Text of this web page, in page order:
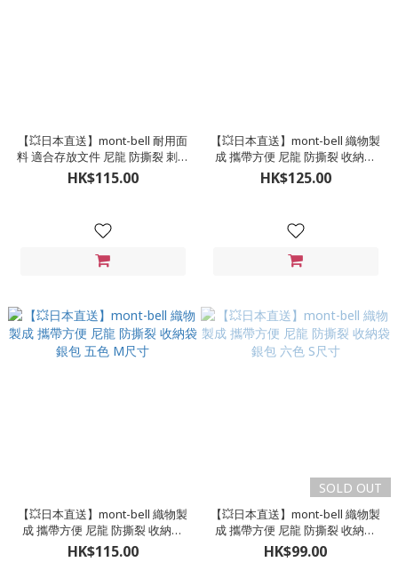
【💥日本直送】mont-bell 耐用面
料 適合存放文件 尼龍 防撕裂 刺繡
字 收納袋 銀包 三色 S尺寸
HK$115.00
【💥日本直送】mont-bell 織物製
成 攜帶方便 尼龍 防撕裂 收納袋
銀包 五色 L尺寸
HK$125.00
【💥日本直送】mont-bell 織物製
成 攜帶方便 尼龍 防撕裂 收納袋
銀包 五色 M尺寸
HK$115.00
SOLD OUT
【💥日本直送】mont-bell 織物製
成 攜帶方便 尼龍 防撕裂 收納袋
銀包 六色 S尺寸
HK$99.00